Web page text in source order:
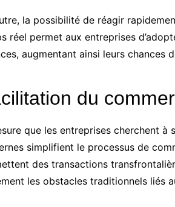
la possibilité de réagir
réel permet aux entreprises
augmentant ainsi leurs chances
du
que les entreprises cherchent à
simplifient le processus de
des transactions
les obstacles traditionnels liés